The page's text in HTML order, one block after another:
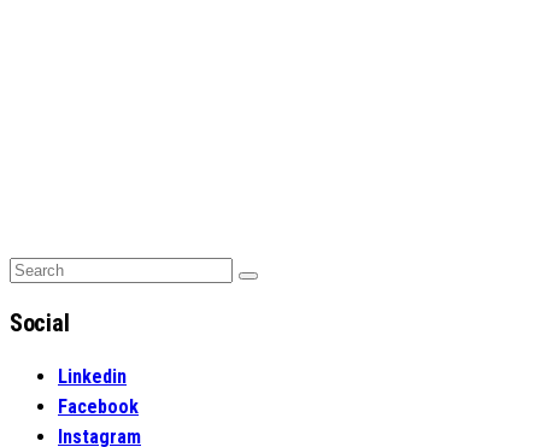
Search
Search
Social
Linkedin
Facebook
Instagram